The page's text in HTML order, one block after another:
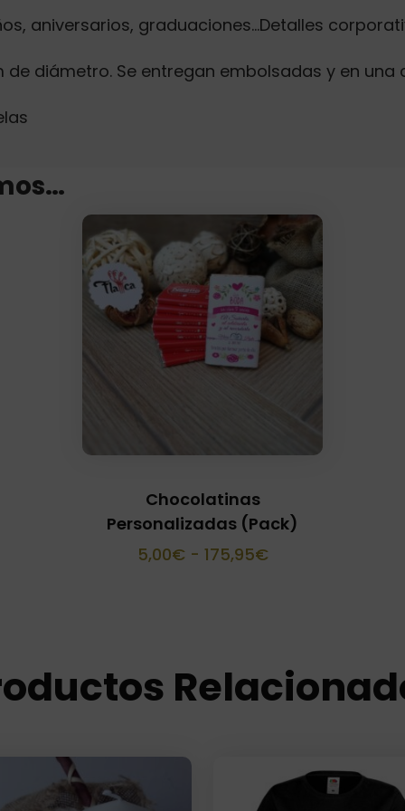
aniversarios, graduaciones…Detalles
de diámetro. Se entregan embolsadas y en
Chocolatinas
Personalizadas (Pack)
5,00€ - 175,95€Rango
5,00€
hasta